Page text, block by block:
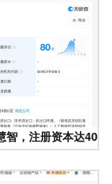
智，注册资本达